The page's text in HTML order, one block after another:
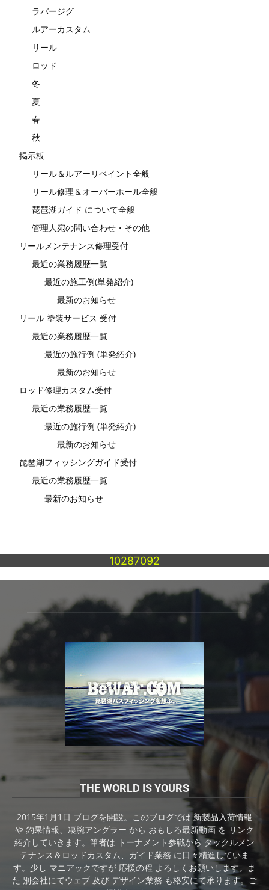
ラバージグ
ルアーカスタム
リール
ロッド
冬
夏
春
秋
掲示板
リール＆ルアーリペイント全般
リール修理＆オーバーホール全般
琵琶湖ガイド について全般
管理人宛の問い合わせ・その他
リールメンテナンス修理受付
最近の業務履歴一覧
最近の施工例(単発紹介)
最新のお知らせ
リール 塗装サービス 受付
最近の業務履歴一覧
最近の施行例 (単発紹介)
最新のお知らせ
ロッド修理カスタム受付
最近の業務履歴一覧
最近の施行例 (単発紹介)
最新のお知らせ
琵琶湖フィッシングガイド受付
最近の業務履歴一覧
最新のお知らせ
10287092
THE WORLD IS YOURS
2015年1月1日 ブログを開設。このブログでは 新製品入荷情報
や 釣果情報、凄腕アングラー から おもしろ最新動画 を リンク
紹介していきます。筆者は トーナメント参戦から タックルメン
テナンス＆ロッドカスタム、ガイド業務 に日々精進していま
す。少し マニアックですが 応援の程 よろしくお願いします。ま
た 別会社にてウェブ 及び デザイン業務 も格安にて承ります。ご